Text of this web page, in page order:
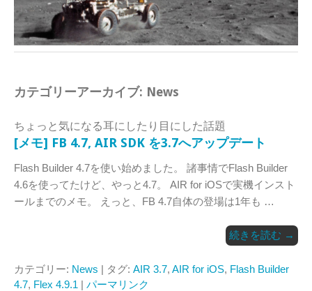
カテゴリーアーカイブ: News
ちょっと気になる耳にしたり目にした話題
[メモ] FB 4.7, AIR SDK を3.7へアップデート
Flash Builder 4.7を使い始めました。 諸事情でFlash Builder
4.6を使ってたけど、やっと4.7。 AIR for iOSで実機インスト
ールまでのメモ。 えっと、FB 4.7自体の登場は1年も …
続きを読む →
カテゴリー: News | タグ: AIR 3.7, AIR for iOS, Flash Builder
4.7, Flex 4.9.1 | パーマリンク